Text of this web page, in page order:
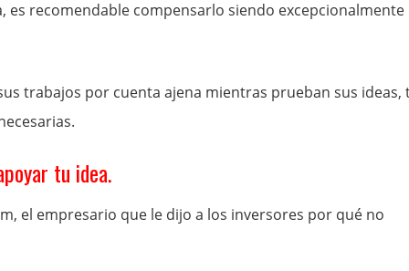
es recomendable compensarlo siendo excepcionalmente
trabajos por cuenta ajena mientras prueban sus ideas,
tu idea.
el empresario que le dijo a los inversores por qué no